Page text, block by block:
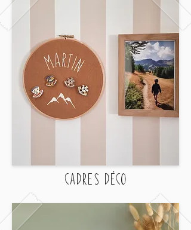
CADRES Déco